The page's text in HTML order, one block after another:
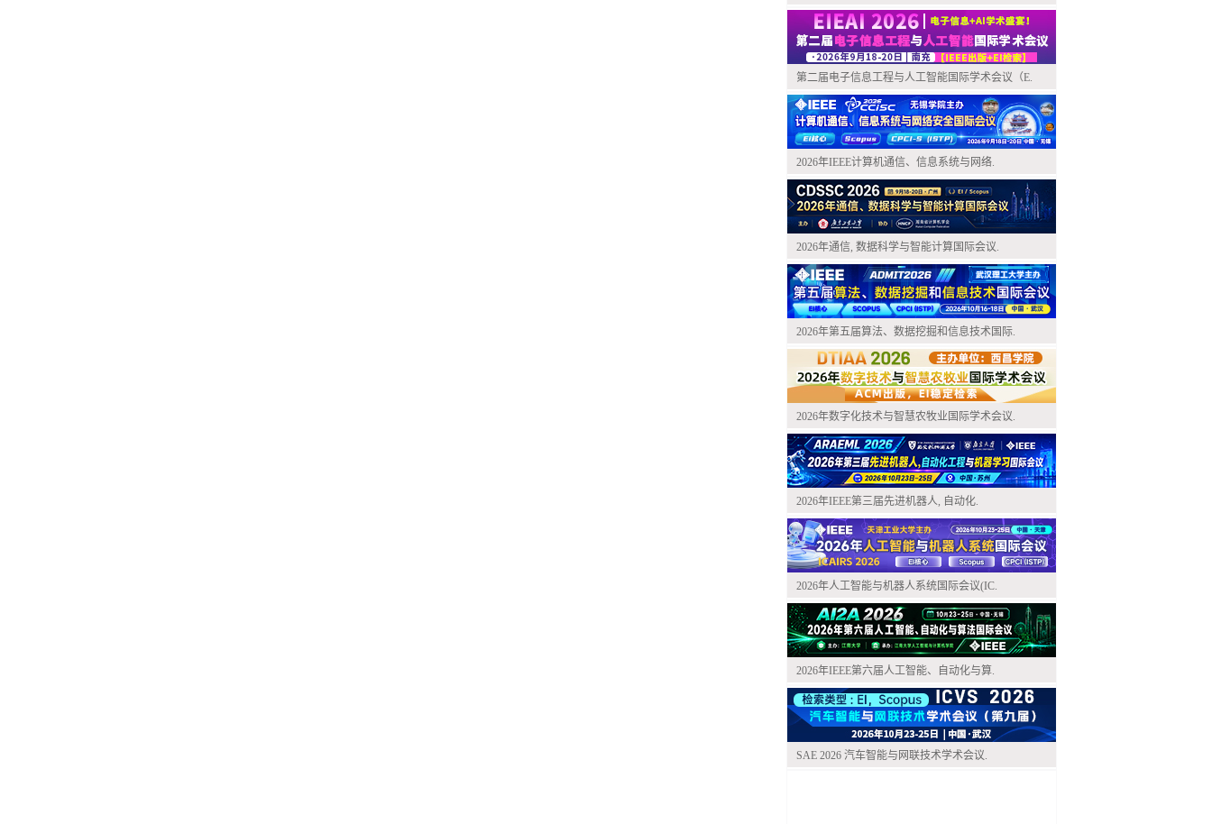
第二届电子信息工程与人工智能国际学术会议（E.
2026年IEEE计算机通信、信息系统与网络.
2026年通信, 数据科学与智能计算国际会议.
2026年第五届算法、数据挖掘和信息技术国际.
2026年数字化技术与智慧农牧业国际学术会议.
2026年IEEE第三届先进机器人, 自动化.
2026年人工智能与机器人系统国际会议(IC.
2026年IEEE第六届人工智能、自动化与算.
SAE 2026 汽车智能与网联技术学术会议.